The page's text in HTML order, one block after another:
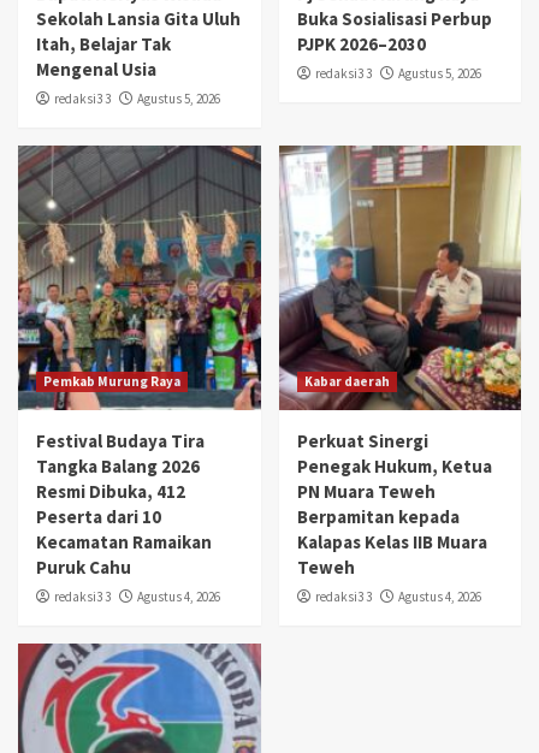
Sekolah Lansia Gita Uluh
Itah, Belajar Tak
Mengenal Usia
redaksi3 3 Agustus 5, 2026
Buka Sosialisasi Perbup
PJPK 2026–2030
redaksi3 3 Agustus 5, 2026
Pemkab Murung Raya
Festival Budaya Tira
Tangka Balang 2026
Resmi Dibuka, 412
Peserta dari 10
Kecamatan Ramaikan
Puruk Cahu
redaksi3 3 Agustus 4, 2026
Kabar daerah
Perkuat Sinergi
Penegak Hukum, Ketua
PN Muara Teweh
Berpamitan kepada
Kalapas Kelas IIB Muara
Teweh
redaksi3 3 Agustus 4, 2026